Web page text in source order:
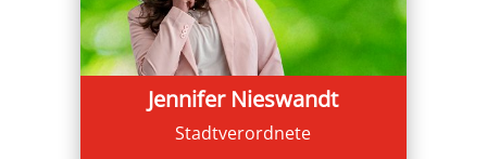
Jennifer Nieswandt
Stadtverordnete